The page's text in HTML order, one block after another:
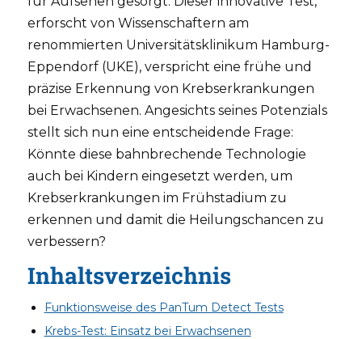
erforscht von Wissenschaftern am
renommierten Universitätsklinikum Hamburg-
Eppendorf (UKE), verspricht eine frühe und
präzise Erkennung von Krebserkrankungen
bei Erwachsenen. Angesichts seines Potenzials
stellt sich nun eine entscheidende Frage:
Könnte diese bahnbrechende Technologie
auch bei Kindern eingesetzt werden, um
Krebserkrankungen im Frühstadium zu
erkennen und damit die Heilungschancen zu
verbessern?
Inhaltsverzeichnis
Funktionsweise des PanTum Detect Tests
Krebs-Test: Einsatz bei Erwachsenen